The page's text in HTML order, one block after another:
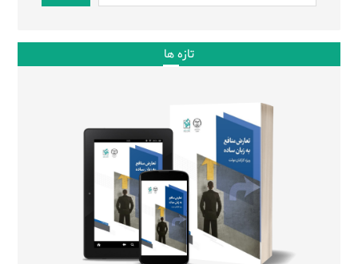
تازه ها